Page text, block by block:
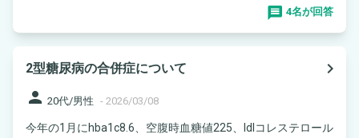
4名が回答
2型糖尿病の合併症について
navigate_next
person 20代/男性 - 2026/03/08
今年の1月にhba1c8.6、空腹時血糖値225、ldlコレステロール